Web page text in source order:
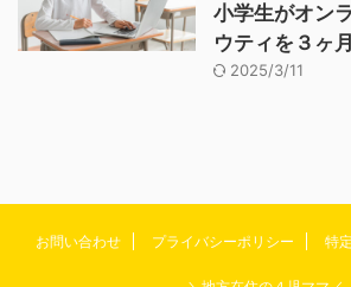
小学生がオン
ウティを３ヶ
2025/3/11
お問い合わせ プライバシーポリシー 特